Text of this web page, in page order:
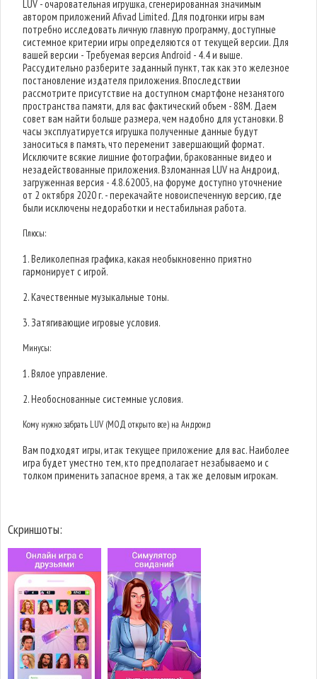
LUV - очаровательная игрушка, сгенерированная значимым
автором приложений Afivad Limited. Для подгонки игры вам
потребно исследовать личную главную программу, доступные
системное критерии игры определяются от текущей версии. Для
вашей версии - Требуемая версия Android - 4.4 и выше.
Рассудительно разберите заданный пункт, так как это железное
постановление издателя приложения. Впоследствии
рассмотрите присутствие на доступном смартфоне незанятого
пространства памяти, для вас фактический объем - 88M. Даем
совет вам найти больше размера, чем надобно для установки. В
часы эксплуатируется игрушка полученные данные будут
заноситься в память, что переменит завершающий формат.
Исключите всякие лишние фотографии, бракованные видео и
незадействованные приложения. Взломанная LUV на Андроид,
загруженная версия - 4.8.62003, на форуме доступно уточнение
от 2 октября 2020 г. - перекачайте новоиспеченную версию, где
были исключены недоработки и нестабильная работа.
Плюсы:
1. Великолепная графика, какая необыкновенно приятно
гармонирует с игрой.
2. Качественные музыкальные тоны.
3. Затягивающие игровые условия.
Минусы:
1. Вялое управление.
2. Необоснованные системные условия.
Кому нужно забрать LUV (МОД открыто все) на Андроид
Вам подходят игры, итак текущее приложение для вас. Наиболее
игра будет уместно тем, кто предполагает незабываемо и с
толком применить запасное время, а так же деловым игрокам.
Скриншоты: